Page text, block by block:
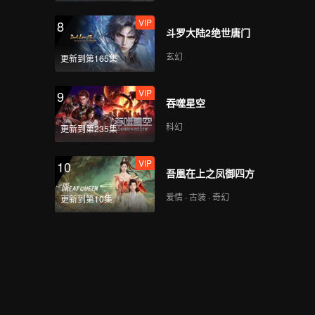
8
更新到第165集
VIP
斗罗大陆2绝世唐门
玄幻
9
更新到第235集
VIP
吞噬星空
科幻
10
更新到第10集
VIP
吾凰在上之凤御四方
爱情 · 古装 · 奇幻